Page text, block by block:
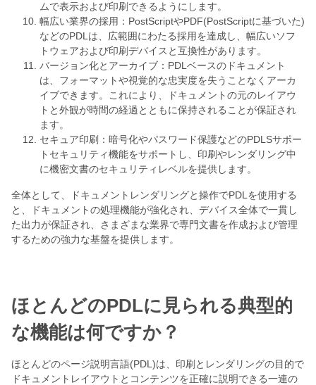
ムで表示および印刷できるようにします。
幅広い業界の採用：PostScriptやPDF(PostScriptに基づいた)
などのPDLは、広範囲にわたる採用を達成し、幅広いソフ
トウェアおよび印刷デバイスと互換性があります。
バージョン化とアーカイブ：PDLベースのドキュメント
は、フォーマットや視覚的な忠実度を失うことなくアーカ
イブできます。これにより、ドキュメントの元のレイアウ
トと外観が時間の経過とともに保持されることが保証され
ます。
セキュア印刷：暗号化やパスワード保護などのPDLSサポー
トセキュリティ機能をサポートし、印刷やレンダリング中
に機密文書のセキュリティレベルを提供します。
全体として、ドキュメントレンダリングと操作でPDLを使用する
と、ドキュメントの処理機能が強化され、デバイス全体で一貫し
た出力が保証され、さまざまな業界で専門文書を作成および管理
するための強力な基盤を提供します。
ほとんどのPDLに見られる典型的
な機能は何ですか？
ほとんどのページ説明言語(PDL)は、印刷とレンダリングの目的で
ドキュメントレイアウトとコンテンツを正確に説明できる一連の